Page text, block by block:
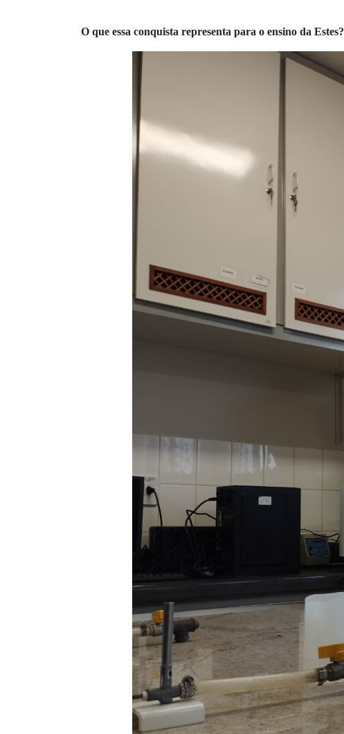
O que essa conquista representa para o ensino da Estes?